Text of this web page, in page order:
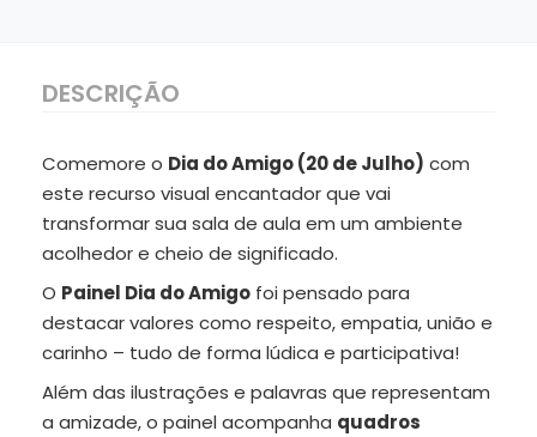
DESCRIÇÃO
Comemore o Dia do Amigo (20 de Julho) com
este recurso visual encantador que vai
transformar sua sala de aula em um ambiente
acolhedor e cheio de significado.
O Painel Dia do Amigo foi pensado para
destacar valores como respeito, empatia, união e
carinho – tudo de forma lúdica e participativa!
Além das ilustrações e palavras que representam
a amizade, o painel acompanha quadros